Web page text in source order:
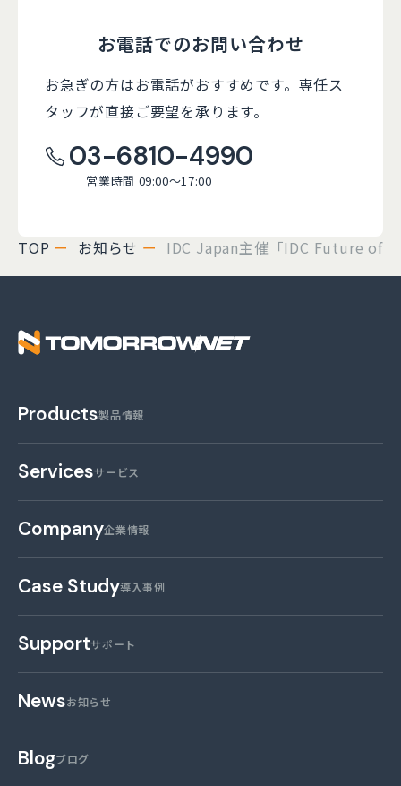
お電話でのお問い合わせ
お急ぎの方はお電話がおすすめです。 専任ス
タッフが直接ご要望を承ります。
03-6810-4990
営業時間 09:00～17:00
TOP お知らせ IDC Japan主催「IDC Future of
株式会社トゥモロー
Products製品情報
Servicesサービス
Company企業情報
Case Study導入事例
Supportサポート
Newsお知らせ
Blogブログ